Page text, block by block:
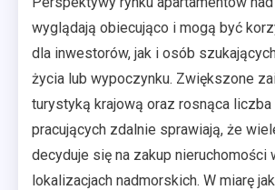
wyglądają obiecująco i mogą być
dla inwestorów, jak i osób
życia lub wypoczynku. Zwiększone
turystyką krajową oraz rosnąca liczba
pracujących zdalnie sprawiają, że
decyduje się na zakup nieruchomości
lokalizacjach nadmorskich. W miarę